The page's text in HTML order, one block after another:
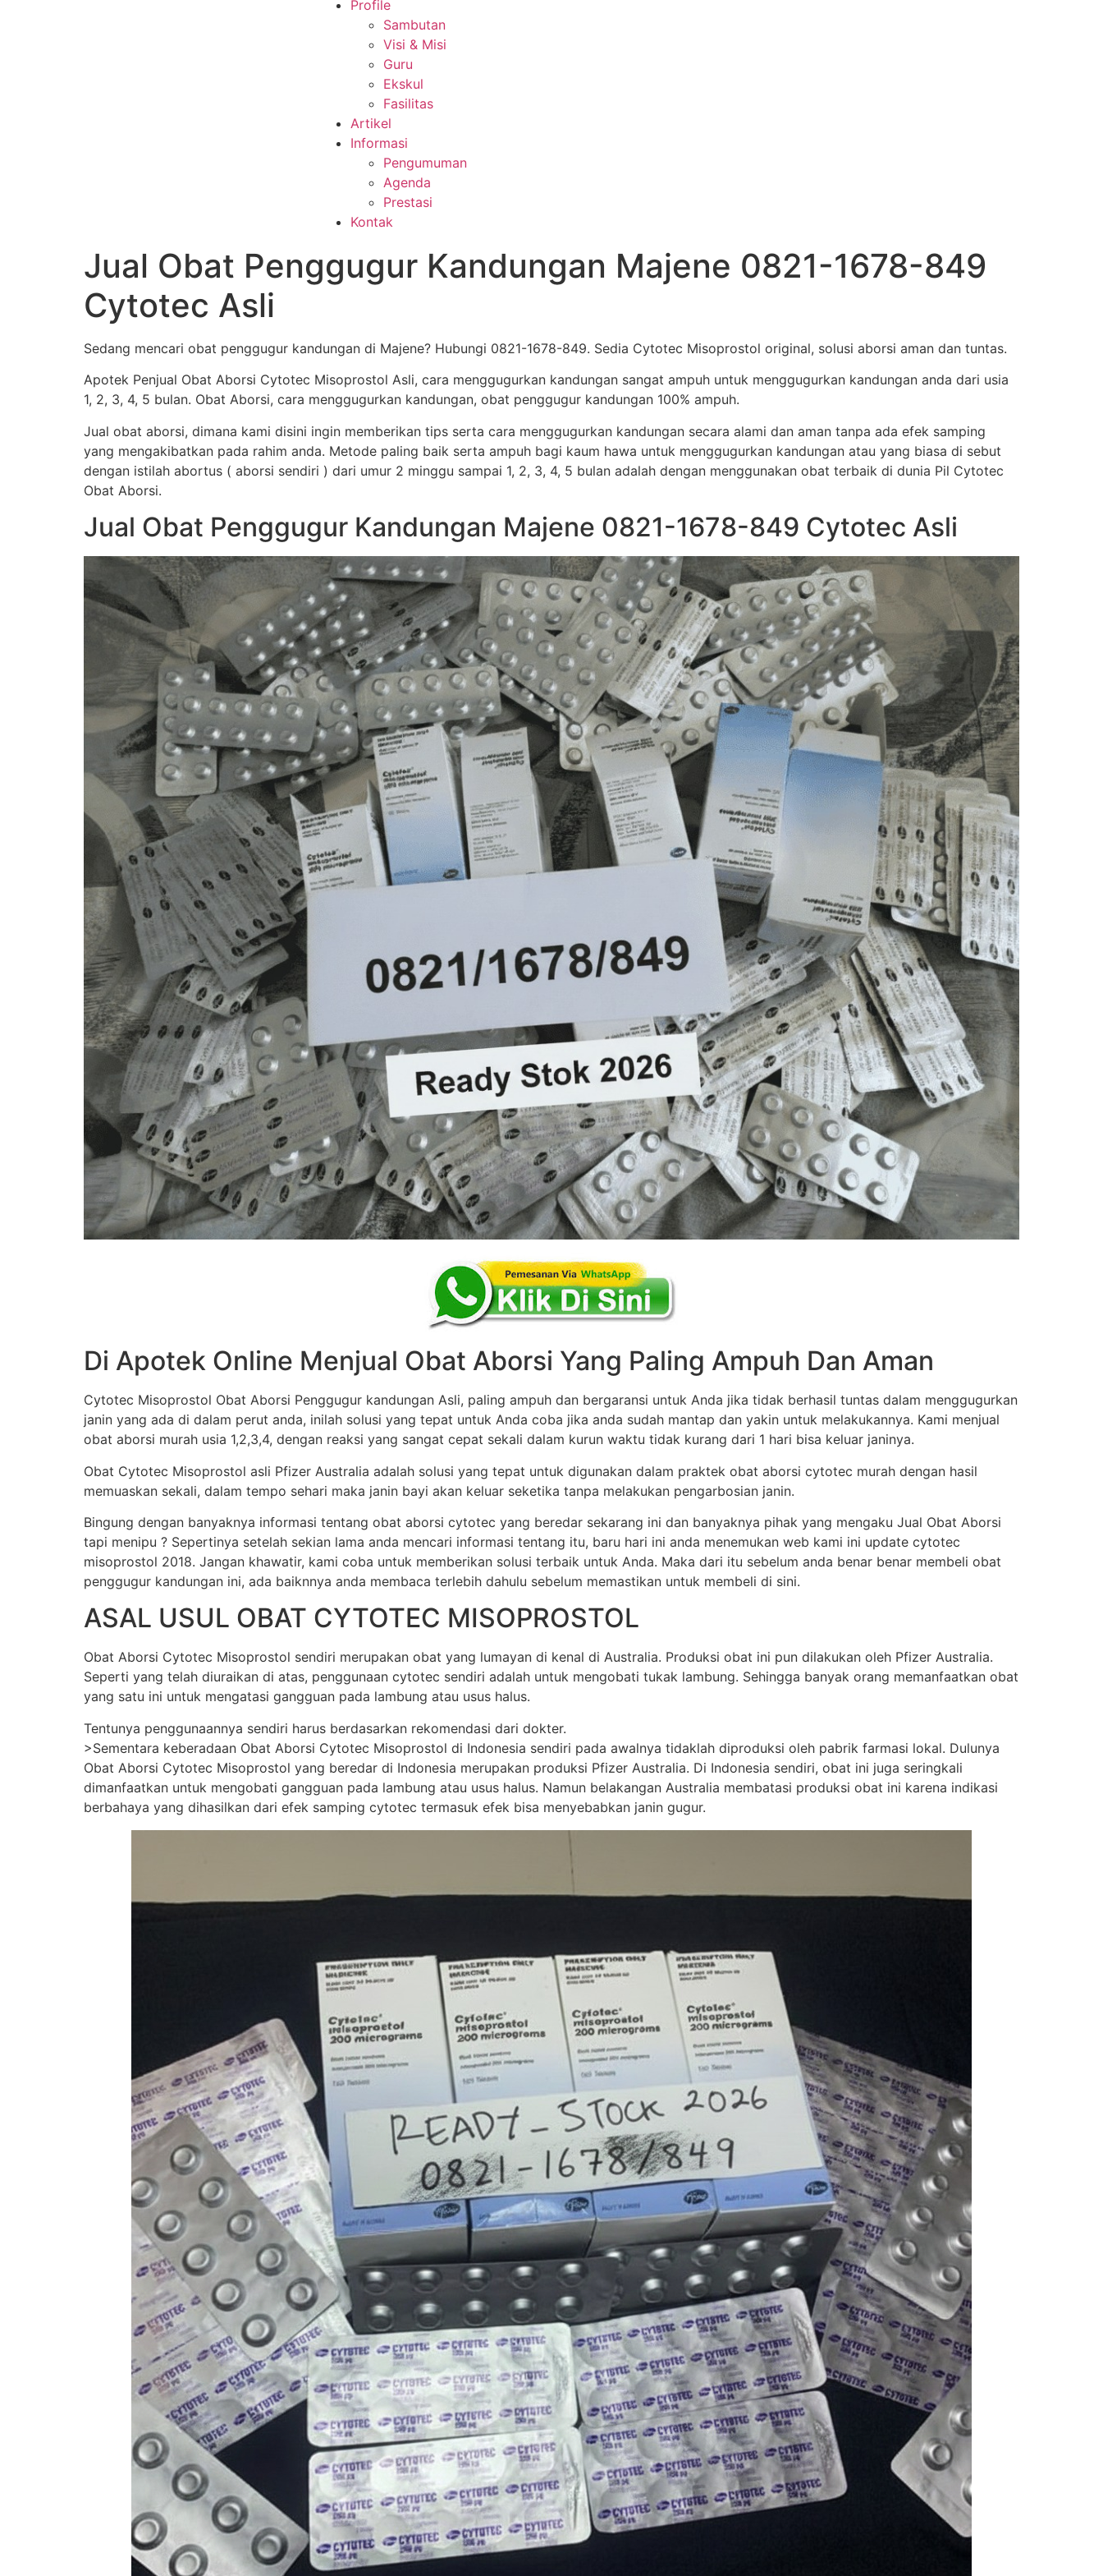
Profile
Sambutan
Visi & Misi
Guru
Ekskul
Fasilitas
Artikel
Informasi
Pengumuman
Agenda
Prestasi
Kontak
Jual Obat Penggugur Kandungan Majene 0821-1678-849
Cytotec Asli
Sedang mencari obat penggugur kandungan di Majene? Hubungi 0821-1678-849. Sedia Cytotec Misoprostol original, solusi aborsi aman dan tuntas.
Apotek Penjual Obat Aborsi Cytotec Misoprostol Asli, cara menggugurkan kandungan sangat ampuh untuk menggugurkan kandungan anda dari usia
1, 2, 3, 4, 5 bulan. Obat Aborsi, cara menggugurkan kandungan, obat penggugur kandungan 100% ampuh.
Jual obat aborsi, dimana kami disini ingin memberikan tips serta cara menggugurkan kandungan secara alami dan aman tanpa ada efek samping
yang mengakibatkan pada rahim anda. Metode paling baik serta ampuh bagi kaum hawa untuk menggugurkan kandungan atau yang biasa di sebut
dengan istilah abortus ( aborsi sendiri ) dari umur 2 minggu sampai 1, 2, 3, 4, 5 bulan adalah dengan menggunakan obat terbaik di dunia Pil Cytotec
Obat Aborsi.
Jual Obat Penggugur Kandungan Majene 0821-1678-849 Cytotec Asli
Di Apotek Online Menjual Obat Aborsi Yang Paling Ampuh Dan Aman
Cytotec Misoprostol Obat Aborsi Penggugur kandungan Asli, paling ampuh dan bergaransi untuk Anda jika tidak berhasil tuntas dalam menggugurkan
janin yang ada di dalam perut anda, inilah solusi yang tepat untuk Anda coba jika anda sudah mantap dan yakin untuk melakukannya. Kami menjual
obat aborsi murah usia 1,2,3,4, dengan reaksi yang sangat cepat sekali dalam kurun waktu tidak kurang dari 1 hari bisa keluar janinya.
Obat Cytotec Misoprostol asli Pfizer Australia adalah solusi yang tepat untuk digunakan dalam praktek obat aborsi cytotec murah dengan hasil
memuaskan sekali, dalam tempo sehari maka janin bayi akan keluar seketika tanpa melakukan pengarbosian janin.
Bingung dengan banyaknya informasi tentang obat aborsi cytotec yang beredar sekarang ini dan banyaknya pihak yang mengaku Jual Obat Aborsi
tapi menipu ? Sepertinya setelah sekian lama anda mencari informasi tentang itu, baru hari ini anda menemukan web kami ini update cytotec
misoprostol 2018. Jangan khawatir, kami coba untuk memberikan solusi terbaik untuk Anda. Maka dari itu sebelum anda benar benar membeli obat
penggugur kandungan ini, ada baiknnya anda membaca terlebih dahulu sebelum memastikan untuk membeli di sini.
ASAL USUL OBAT CYTOTEC MISOPROSTOL
Obat Aborsi Cytotec Misoprostol sendiri merupakan obat yang lumayan di kenal di Australia. Produksi obat ini pun dilakukan oleh Pfizer Australia.
Seperti yang telah diuraikan di atas, penggunaan cytotec sendiri adalah untuk mengobati tukak lambung. Sehingga banyak orang memanfaatkan obat
yang satu ini untuk mengatasi gangguan pada lambung atau usus halus.
Tentunya penggunaannya sendiri harus berdasarkan rekomendasi dari dokter.
>Sementara keberadaan Obat Aborsi Cytotec Misoprostol di Indonesia sendiri pada awalnya tidaklah diproduksi oleh pabrik farmasi lokal. Dulunya
Obat Aborsi Cytotec Misoprostol yang beredar di Indonesia merupakan produksi Pfizer Australia. Di Indonesia sendiri, obat ini juga seringkali
dimanfaatkan untuk mengobati gangguan pada lambung atau usus halus. Namun belakangan Australia membatasi produksi obat ini karena indikasi
berbahaya yang dihasilkan dari efek samping cytotec termasuk efek bisa menyebabkan janin gugur.